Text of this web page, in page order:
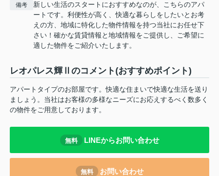
備考
新しい生活のスタートにおすすめなのが、こちらのアパ
ートです。利便性が高く、快適な暮らしをしたいとお考
えの方、地域に特化した物件情報を持つ当社にお任せ下
さい！確かな賃貸情報と地域情報をご提供し、ご希望に
適した物件をご紹介いたします。
レオパレス輝Ⅱのコメント(おすすめポイント)
アパートタイプのお部屋です。快適な住まいで快適な生活を送り
ましょう。当社はお客様の多様なニーズにお応えするべく数多く
の物件をご用意しております。
無料 LINEからお問い合わせ
無料 お問い合わせ